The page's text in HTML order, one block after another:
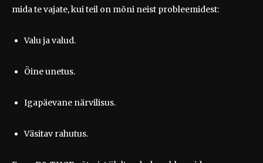
mida te vajate, kui teil on mõni neist probleemidest:
Valu ja valud.
Öine unetus.
Igapäevane närvilisus.
Väsitav rahutus.